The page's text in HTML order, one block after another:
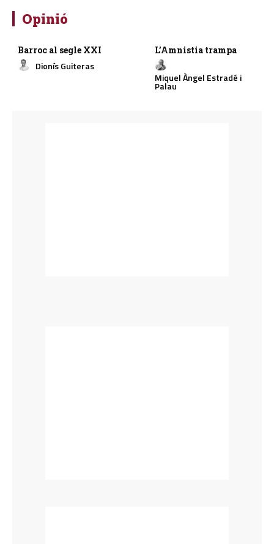
Opinió
Barroc al segle XXI
Dionís Guiteras
L’Amnistia trampa
Miquel Àngel Estradé i
Palau